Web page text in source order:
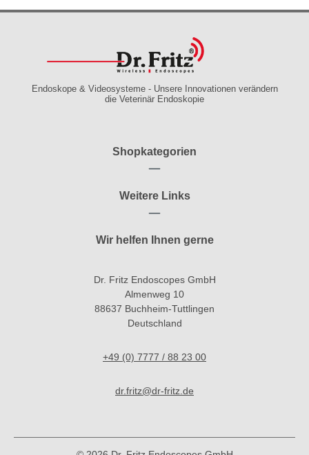
(TXM7-59E)
Endoskope & Videosysteme - Unsere Innovationen verändern
die Veterinär Endoskopie
Shopkategorien
Weitere Links
Wir helfen Ihnen gerne
Dr. Fritz Endoscopes GmbH
Almenweg 10
88637 Buchheim-Tuttlingen
Deutschland
+49 (0) 7777 / 88 23 00
dr.fritz@dr-fritz.de